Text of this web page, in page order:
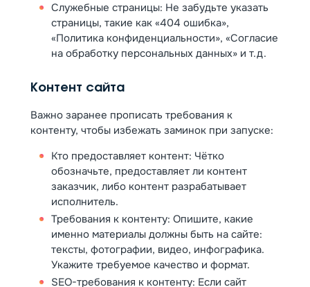
Служебные страницы: Не забудьте указать
страницы, такие как «404 ошибка»,
«Политика конфиденциальности», «Согласие
на обработку персональных данных» и т.д.
Контент сайта
Важно заранее прописать требования к
контенту, чтобы избежать заминок при запуске:
Кто предоставляет контент: Чётко
обозначьте, предоставляет ли контент
заказчик, либо контент разрабатывает
исполнитель.
Требования к контенту: Опишите, какие
именно материалы должны быть на сайте:
тексты, фотографии, видео, инфографика.
Укажите требуемое качество и формат.
SEO-требования к контенту: Если сайт